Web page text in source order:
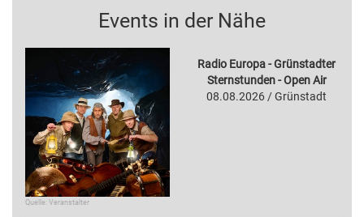
Events in der Nähe
Quelle: Veranstalter
Radio Europa - Grünstadter
Sternstunden - Open Air
08.08.2026 / Grünstadt